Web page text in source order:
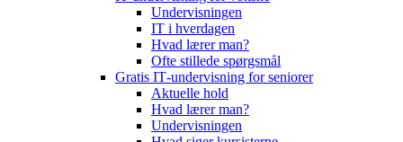
Undervisningen
IT i hverdagen
Hvad lærer man?
Ofte stillede spørgsmål
Gratis IT‑undervisning for seniorer
Aktuelle hold
Hvad lærer man?
Undervisningen